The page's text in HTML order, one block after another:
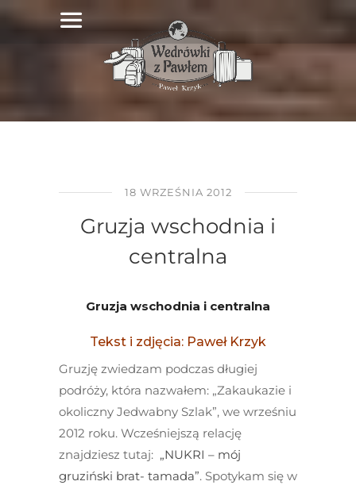
18 WRZEŚNIA 2012
Gruzja wschodnia i
centralna
Gruzja wschodnia i centralna
Tekst i zdjęcia: Paweł Krzyk
Gruzję zwiedzam podczas długiej
podróży, która nazwałem: „Zakaukazie i
okoliczny Jedwabny Szlak”, we wrześniu
2012 roku. Wcześniejszą relację
znajdziesz tutaj: „NUKRI – mój
gruziński brat- tamada”. Spotykam się w